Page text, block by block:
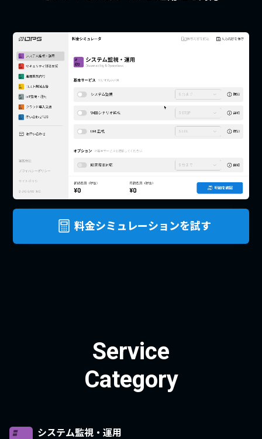
料金シミュレーションを試す
Service
Category
システム監視・運用